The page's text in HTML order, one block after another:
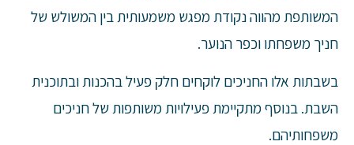
המשותפת מהווה נקודת מפגש משמעותית בין המשולש של
חניך משפחתו וכפר הנוער.
בשבתות אלו החניכים לוקחים חלק פעיל בהכנות ובתוכנית
השבת. בנוסף מתקיימת פעילויות משותפות של חניכים
משפחותיהם.